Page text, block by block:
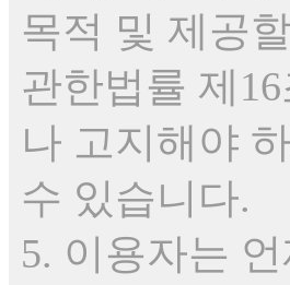
목적 및 제공
관한법률 제
나 고지해야
수 있습니다.
5. 이용자는